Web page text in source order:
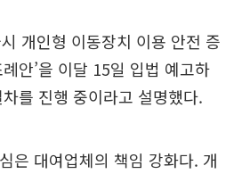
개인형 이동장치 이용 안전 증
안’을 이달 15일 입법 예고하
를 진행 중이라고 설명했다.
은 대여업체의 책임 강화다. 개